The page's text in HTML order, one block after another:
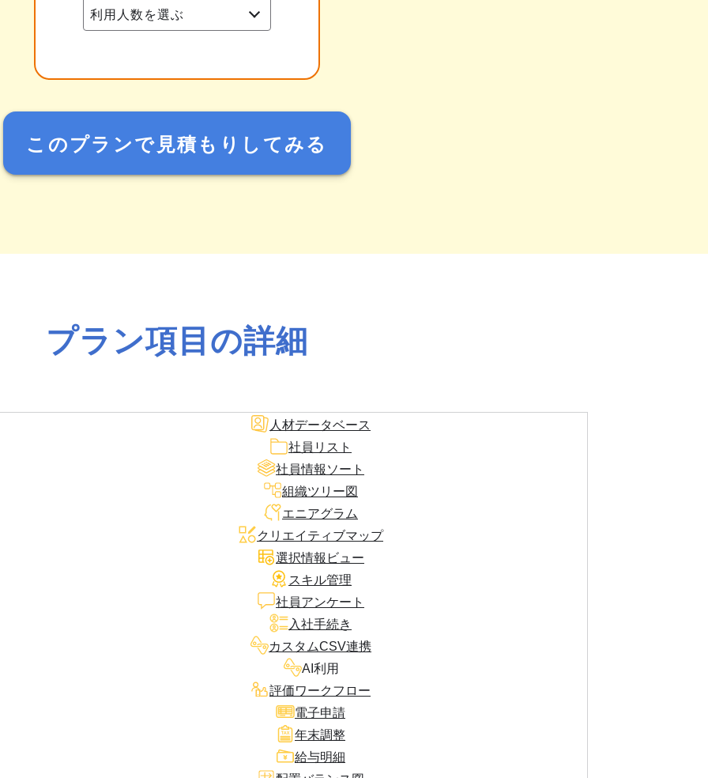
このプランで見積もりしてみる
プラン項目の詳細
人材データベース
社員リスト
社員情報ソート
組織ツリー図
エニアグラム
クリエイティブマップ
選択情報ビュー
スキル管理
社員アンケート
入社手続き
カスタムCSV連携
AI利用
評価ワークフロー
電子申請
年末調整
給与明細